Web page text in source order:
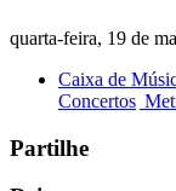
quarta-feira, 19 de
Caixa de
Concertos
Partilhe